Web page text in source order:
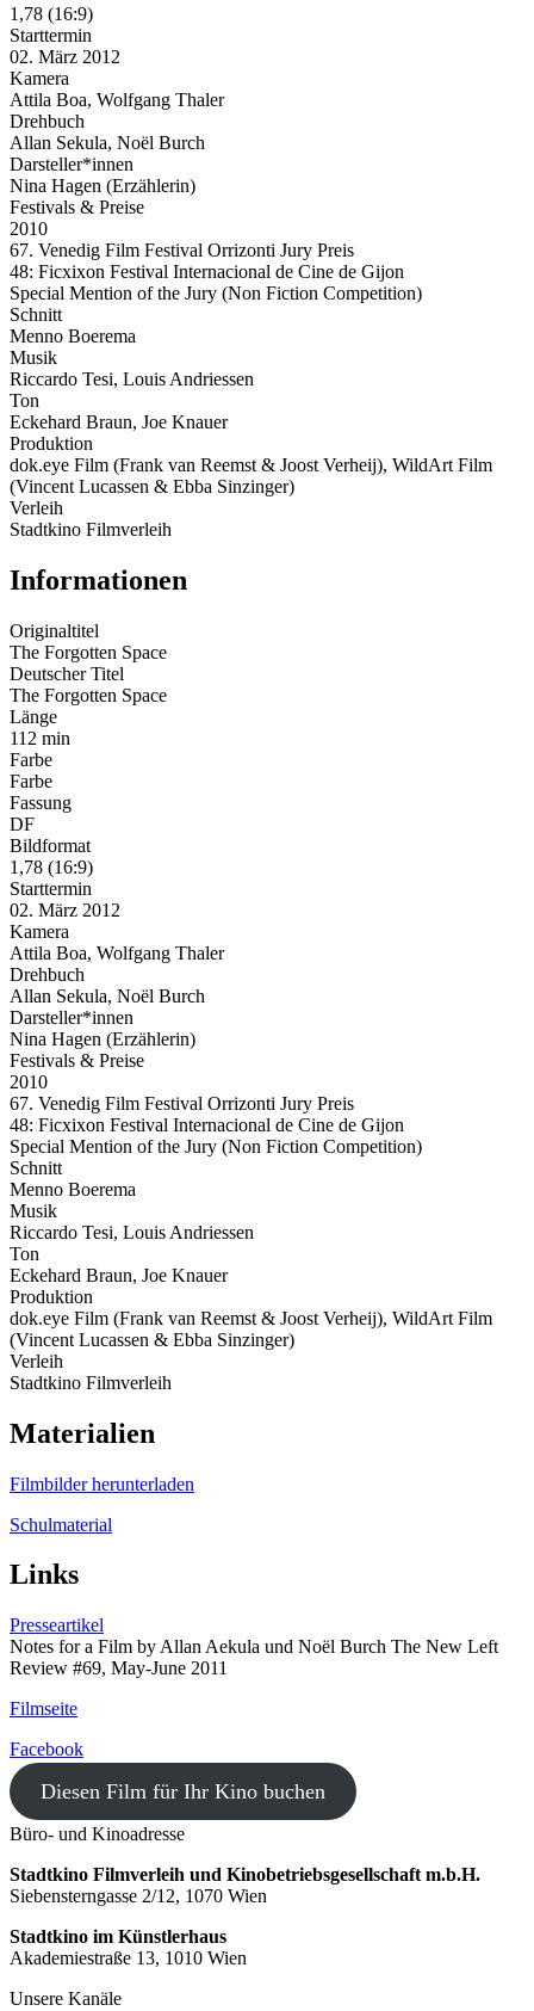
1,78 (16:9)
Starttermin
02. März 2012
Kamera
Attila Boa, Wolfgang Thaler
Drehbuch
Allan Sekula, Noël Burch
Darsteller*innen
Nina Hagen (Erzählerin)
Festivals & Preise
2010
67. Venedig Film Festival Orrizonti Jury Preis
48: Ficxixon Festival Internacional de Cine de Gijon
Special Mention of the Jury (Non Fiction Competition)
Schnitt
Menno Boerema
Musik
Riccardo Tesi, Louis Andriessen
Ton
Eckehard Braun, Joe Knauer
Produktion
dok.eye Film (Frank van Reemst & Joost Verheij), WildArt Film
(Vincent Lucassen & Ebba Sinzinger)
Verleih
Stadtkino Filmverleih
Informationen
Originaltitel
The Forgotten Space
Deutscher Titel
The Forgotten Space
Länge
112 min
Farbe
Farbe
Fassung
DF
Bildformat
1,78 (16:9)
Starttermin
02. März 2012
Kamera
Attila Boa, Wolfgang Thaler
Drehbuch
Allan Sekula, Noël Burch
Darsteller*innen
Nina Hagen (Erzählerin)
Festivals & Preise
2010
67. Venedig Film Festival Orrizonti Jury Preis
48: Ficxixon Festival Internacional de Cine de Gijon
Special Mention of the Jury (Non Fiction Competition)
Schnitt
Menno Boerema
Musik
Riccardo Tesi, Louis Andriessen
Ton
Eckehard Braun, Joe Knauer
Produktion
dok.eye Film (Frank van Reemst & Joost Verheij), WildArt Film
(Vincent Lucassen & Ebba Sinzinger)
Verleih
Stadtkino Filmverleih
Materialien
Filmbilder herunterladen
Schulmaterial
Links
Presseartikel
Notes for a Film by Allan Aekula und Noël Burch The New Left
Review #69, May-June 2011
Filmseite
Facebook
Diesen Film für Ihr Kino buchen
Büro- und Kinoadresse
Stadtkino Filmverleih und Kinobetriebsgesellschaft m.b.H.
Siebensterngasse 2/12, 1070 Wien
Stadtkino im Künstlerhaus
Akademiestraße 13, 1010 Wien
Unsere Kanäle